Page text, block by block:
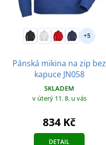
+5
Pánská mikina na zip bez
kapuce JN058
SKLADEM
v úterý 11. 8. u vás
834 Kč
DETAIL